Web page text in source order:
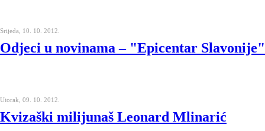
Srijeda, 10. 10. 2012.
Odjeci u novinama – "Epicentar Slavonije"
Utorak, 09. 10. 2012.
Kvizaški milijunaš Leonard Mlinarić